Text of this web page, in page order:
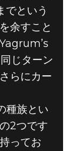
でという
余すこと
じターン
らにカー
種族とい
2つです
ってお